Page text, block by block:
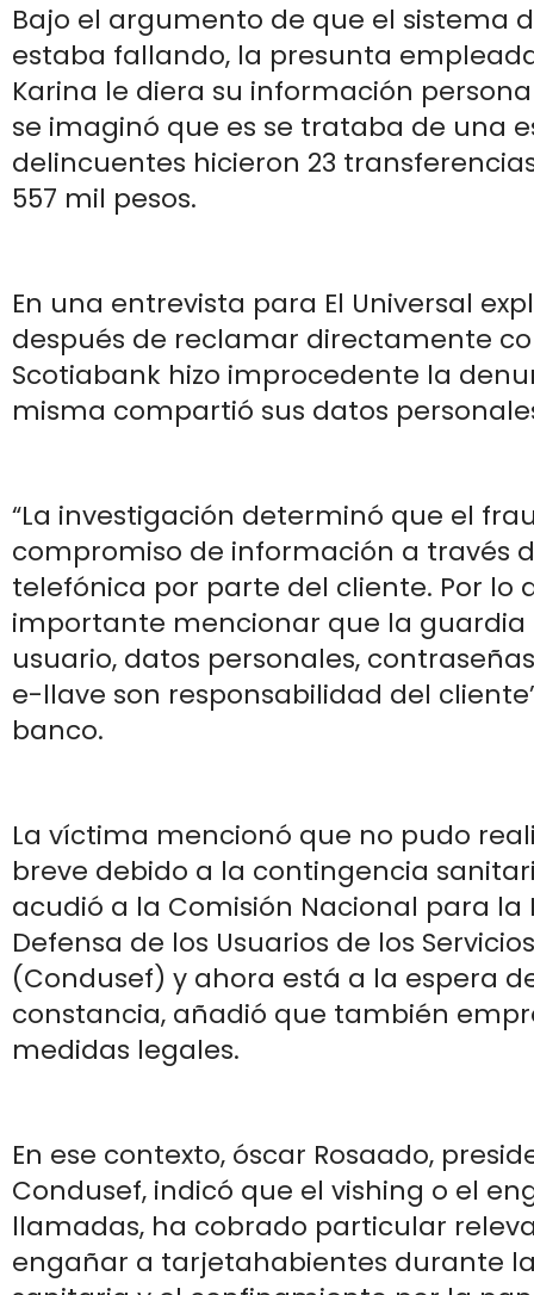
Bajo el argumento de que el sistema
estaba fallando, la presunta
Karina le diera su información
se imaginó que es se trataba de una
delincuentes hicieron 23
557 mil pesos.
En una entrevista para El Universal
después de reclamar directamente
Scotiabank hizo improcedente la
misma compartió sus datos
“La investigación determinó que el
compromiso de información a través
telefónica por parte del cliente. Por lo
importante mencionar que la guardia
usuario, datos personales,
e-llave son responsabilidad del
banco.
La víctima mencionó que no pudo
breve debido a la contingencia
acudió a la Comisión Nacional para la
Defensa de los Usuarios de los
(Condusef) y ahora está a la espera
constancia, añadió que también
medidas legales.
En ese contexto, óscar Rosaado,
Condusef, indicó que el vishing o el
llamadas, ha cobrado particular
engañar a tarjetahabientes durante